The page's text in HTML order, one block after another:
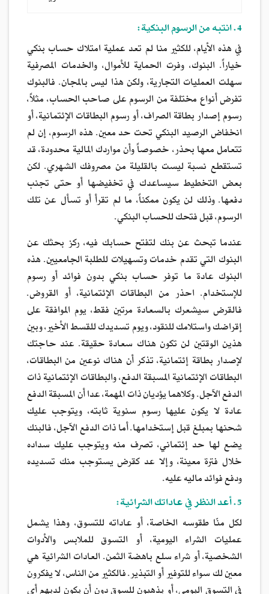
4. انتبه من الرسوم البنكية:
في هذه الأيام، للكثير منا لم تعد عملية امتلاك حساب بنكي
خياراً. البنوك، وفرت الحماية للأموال، والخدمات المصرفية
سهلت العمليات التجارية، ولكن هذا ليس بالمجان. فالبنوك
تفرض أنواع مختلفة من الرسوم على صاحب الحساب، مثلاً،
رسوم إصدار بطاقة الصراف، أو رسوم البطاقات الإئتمانية، أو
انخفاض الرصيد البنكي تحت حد معين. هذه الرسوم، إن لم
تتعامل معها بحذر، خصوصاً وأن مواردك المالية محدودة، قد
تستقطع نسبة ليست بالقليلة من مصروفك الشهري. لكن
بعض التخطيط سيساعدك في تخفيضها أو حتى تجنب
دفعها. وذلك لن يكون ممكناً، ما لم تقرأ أو تسأل عن تلك
الرسوم، قبل فتحك للحساب البنكي.
عندما تبحث عن بنك لتفتح حسابك فيه، ركز بحثك عن
البنوك التي تقدم خدمات وتسهيلات للطلبة الجامعيين. هذه
البنوك عادة ما توفر حساب بنكي بدون فوائد أو رسوم
للإستخدام. احذر من البطاقات الإئتمانية، أو القروض.
فالقرض سيشعرك بالسعادة مرتين فقط، يوم الموافقة على
إقراضك واستلامك للنقود، ويوم تسديدك للقسط الأخير، وبين
هذين الوقتين لن تكون هناك سعادة حقيقة. عند حاجتك
لإصدار بطاقة إئتمانية، تذكر أن هناك نوعين من البطاقات،
البطاقات الإئتمانية المسبقة الدفع، والبطاقات الإئتمانية ذات
الدفع الآجل. وكلاهما يؤديان ذات المهمة، عدا أن المسبقة الدفع
عادة لا يكون عليها رسوم سنوية ثابته، ويتوجب عليك
شحنها بمبلغ قبل إستخدامها. أما ذات الدفع الآجل، فالبنك
يضع لها حد إئتماني، تصرف منه ويتوجب عليك سداده
خلال فترة معينة، وإلا عد كقرض يستوجب منك تسديده
ودفع فوائد ماليه عليه.
5. أعد النظر في عاداتك الشرائية:
لكل منّا طقوسه الخاصة، أو عاداته للتسوق، وهذا يشمل
عمليات الشراء اليومية، أو التسوق للملابس والأدوات
الشخصية، أو شراء سلع باهضة الثمن. العادات الشرائية هي
معين لك سواء للتوفير أو التبذير. فالكثير من الناس، لا يفكرون